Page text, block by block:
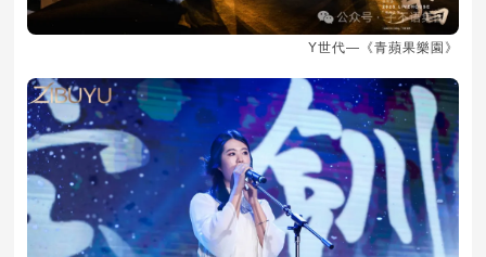
Y世代—《青蘋果樂園》